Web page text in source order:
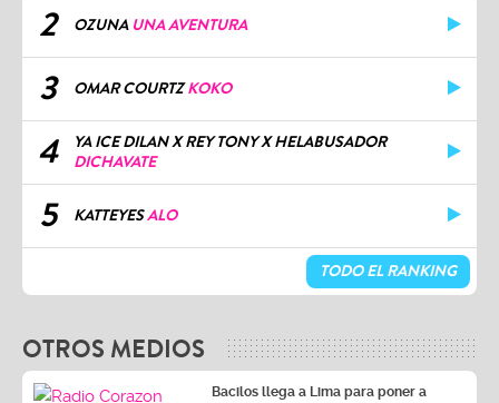
2 OZUNA UNA AVENTURA
3 OMAR COURTZKOKO
4
YA ICE DILAN X REY TONY X HELABUSADOR
DICHAVATE
5 KATTEYESALO
TODO EL RANKING
OTROS MEDIOS
Bacilos llega a Lima para poner a